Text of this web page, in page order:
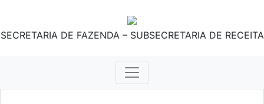
SECRETARIA DE FAZENDA – SUBSECRETARIA DE RECEITA